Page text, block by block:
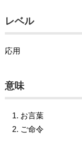
レベル
応用
意味
お言葉
ご命令